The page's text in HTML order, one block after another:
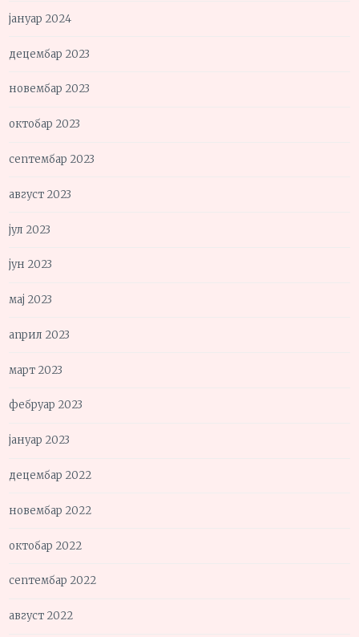
јануар 2024
децембар 2023
новембар 2023
октобар 2023
септембар 2023
август 2023
јул 2023
јун 2023
мај 2023
април 2023
март 2023
фебруар 2023
јануар 2023
децембар 2022
новембар 2022
октобар 2022
септембар 2022
август 2022